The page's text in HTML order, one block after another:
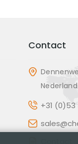
Contact
Nederland
+31